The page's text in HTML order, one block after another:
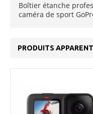
Boîtier étanche
caméra de sport
PRODUITS